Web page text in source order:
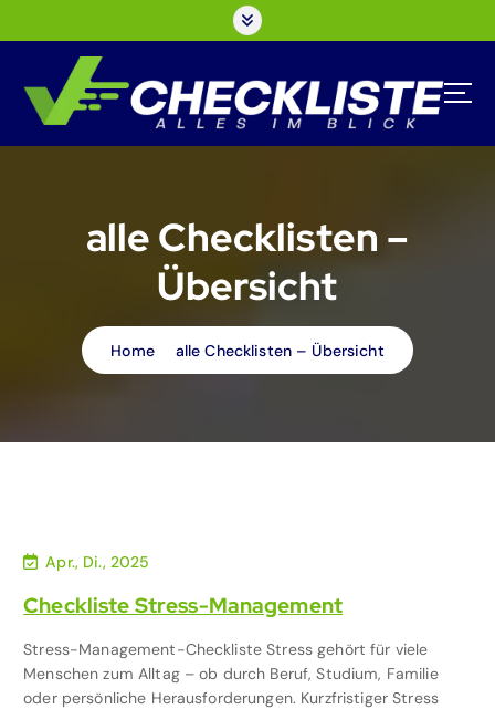
alle Checklisten –
Übersicht
Home alle Checklisten – Übersicht
Apr., Di., 2025
Checkliste Stress-Management
Stress-Management-Checkliste Stress gehört für viele
Menschen zum Alltag – ob durch Beruf, Studium, Familie
oder persönliche Herausforderungen. Kurzfristiger Stress